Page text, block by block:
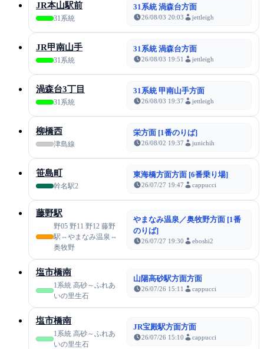
JR本山駅前
31系統
31系統 渦森台方面
26/08/03 20:03 jettleigh
JR甲南山手
31系統
31系統 渦森台方面
26/08/03 19:51 jettleigh
渦森台3丁目
31系統
31系統 甲南山手方面
26/08/03 19:37 jettleigh
柳橋西
津島線
栄方面 [1番のりば]
26/08/02 19:37 junichih
笹島町
幹名駅2
東海橋方面方面 [6番乗り場]
26/07/27 19:47 cappucci
藤野駅
野05 野11 野12 藤野
駅⇔やまなみ温泉⇔
奥牧野
やまなみ温泉／奥牧野方面 [1番
のりば]
26/07/27 19:30 eboshi2
塩市橋南
1系統 高砂～ふれあ
いの里生石
山陽高砂駅方面方面
26/07/26 15:11 cappucci
塩市橋南
1系統 高砂～ふれあ
いの里生石
JR宝殿駅方面方面
26/07/26 15:10 cappucci